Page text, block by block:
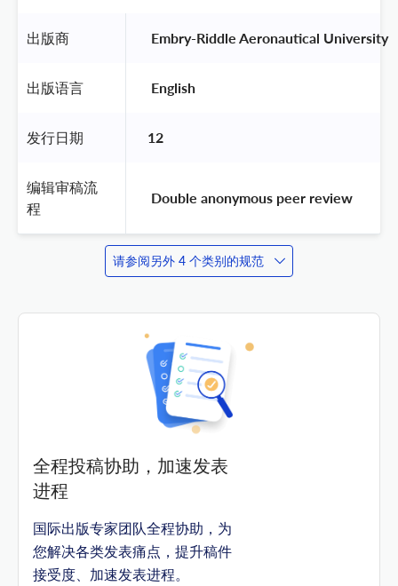
出版商 Embry-Riddle Aeronautical University
出版语言 English
发行日期 12
编辑审稿流
程
Double anonymous peer review
请参阅另外 4 个类别的规范
全程投稿协助，加速发表
进程
国际出版专家团队全程协助，为
您解决各类发表痛点，提升稿件
接受度、加速发表进程。